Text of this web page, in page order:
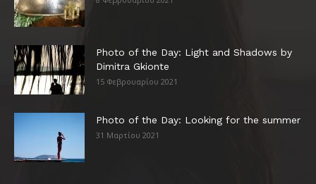
Photo of the Day: Light and Shadows by
Dimitra Gkionte
15 Φεβρουαρίου 2021
Photo of the Day: Looking for the summer
31 Μαρτίου 2021